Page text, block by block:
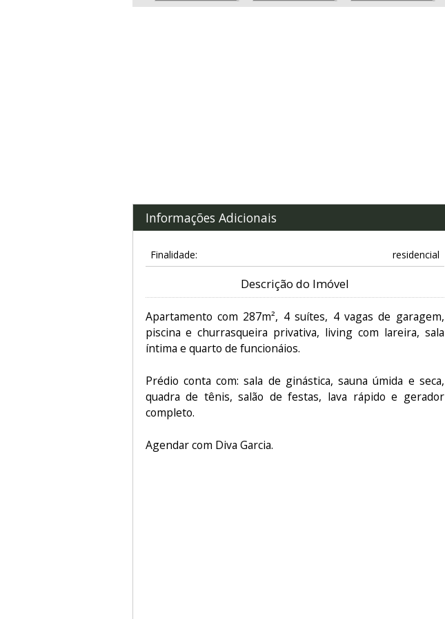
Informações Adicionais
Finalidade: residencial
Descrição do Imóvel
Apartamento com 287m², 4 suítes, 4 vagas de garagem,
piscina e churrasqueira privativa, living com lareira, sala
íntima e quarto de funcionáios.
Prédio conta com: sala de ginástica, sauna úmida e seca,
quadra de tênis, salão de festas, lava rápido e gerador
completo.
Agendar com Diva Garcia.